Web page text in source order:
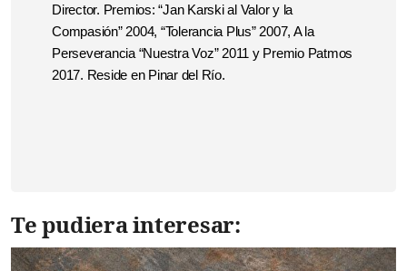
Director. Premios: “Jan Karski al Valor y la
Compasión” 2004, “Tolerancia Plus” 2007, A la
Perseverancia “Nuestra Voz” 2011 y Premio Patmos
2017. Reside en Pinar del Río.
Te pudiera interesar: